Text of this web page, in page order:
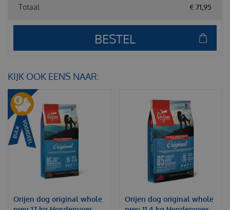
Totaal € 71,95
KIJK OOK EENS NAAR:
Orijen dog original whole
Orijen dog original whole